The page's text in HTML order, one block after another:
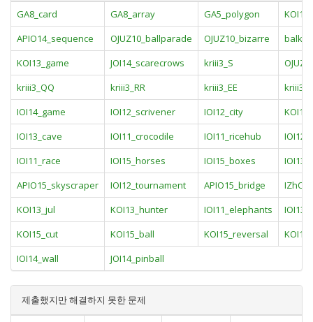
GA8_card GA8_array GA5_polygon
APIO14_sequence
OJUZ10_ballparade OJUZ10_bizarre
KOI13_game
JOI14_scarecrows kriii3_S
kriii3_QQ
kriii3_RR kriii3_EE
kriii3_A
IOI14_game
IOI12_scrivener IOI12_city
IOI13_cave
IOI11_crocodile IOI11_ricehub
IOI11_race
IOI15_horses IOI15_boxes
APIO15_skyscraper
IOI12_tournament APIO15_bridge
KOI13_jul
KOI13_hunter IOI11_elephants
KOI15_cut
KOI15_ball KOI15_reversal
IOI14_wall
JOI14_pinball
제출했지만 해결하지 못한 문제